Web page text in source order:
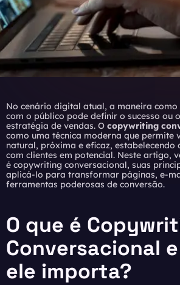
No cenário digital atual, a maneira como
com o público pode definir o sucesso ou
estratégia de vendas. O copywriting
como uma técnica moderna que permite
natural, próxima e eficaz, estabelecendo
com clientes em potencial. Neste artigo,
é copywriting conversacional, suas
aplicá-lo para transformar páginas, e-
ferramentas poderosas de conversão.
O que é
Conversacional
ele importa?